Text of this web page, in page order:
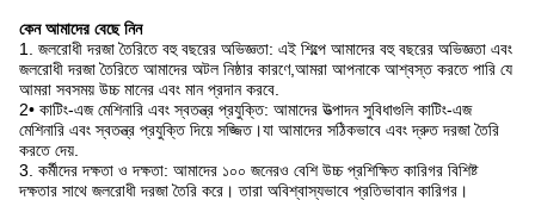
কেন আমাদের বেছে নিন
1. জলরোধী দরজা তৈরিতে বহু বছরের অভিজ্ঞতা: এই শিল্পে আমাদের বহু বছরের অভিজ্ঞতা এবং
জলরোধী দরজা তৈরিতে আমাদের অটল নিষ্ঠার কারণে,আমরা আপনাকে আশ্বস্ত করতে পারি যে
আমরা সবসময় উচ্চ মানের এবং মান প্রদান করবে.
2• কাটিং-এজ মেশিনারি এবং স্বতন্ত্র প্রযুক্তি: আমাদের উত্পাদন সুবিধাগুলি কাটিং-এজ
মেশিনারি এবং স্বতন্ত্র প্রযুক্তি দিয়ে সজ্জিত।যা আমাদের সঠিকভাবে এবং দ্রুত দরজা তৈরি
করতে দেয়.
3. কর্মীদের দক্ষতা ও দক্ষতা: আমাদের ১০০ জনেরও বেশি উচ্চ প্রশিক্ষিত কারিগর বিশিষ্ট
দক্ষতার সাথে জলরোধী দরজা তৈরি করে। তারা অবিশ্বাস্যভাবে প্রতিভাবান কারিগর।